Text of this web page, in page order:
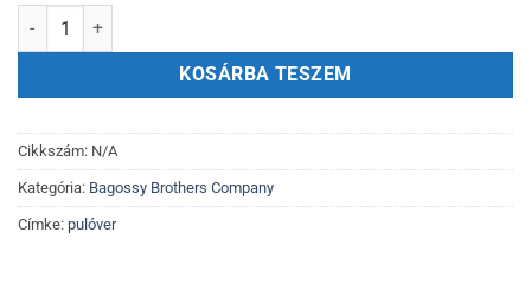
Farkas fekete kapucnis cipzáros pulóver mennyiség
KOSÁRBA TESZEM
Cikkszám: N/A
Kategória: Bagossy Brothers Company
Címke: pulóver